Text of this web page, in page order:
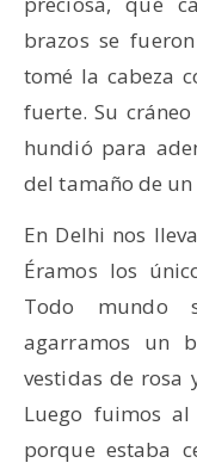
brazos se
tomé la cabeza
fuerte. Su
hundió para
del tamaño de
En Delhi nos
Éramos los
Todo mundo
agarramos un
vestidas de rosa
Luego fuimos
porque estaba